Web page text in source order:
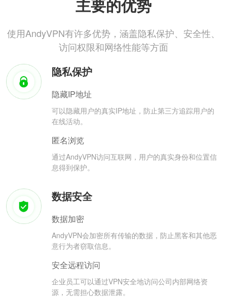
主要的优势
使用AndyVPN有许多优势，涵盖隐私保护、安全性、
访问权限和网络性能等方面
隐私保护
隐藏IP地址
可以隐藏用户的真实IP地址，防止第三方追踪用户的
在线活动。
匿名浏览
通过AndyVPN访问互联网，用户的真实身份和位置信
息得到保护。
数据安全
数据加密
AndyVPN会加密所有传输的数据，防止黑客和其他恶
意行为者窃取信息。
安全远程访问
企业员工可以通过VPN安全地访问公司内部网络资
源，无需担心数据泄露。